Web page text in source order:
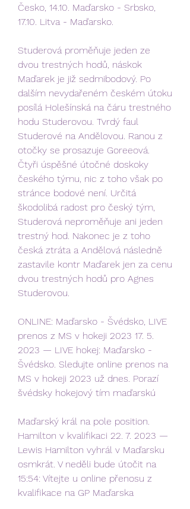
Česko, 14.10. Maďarsko - Srbsko,
17.10. Litva - Maďarsko.
Studerová proměňuje jeden ze
dvou trestných hodů, náskok
Maďarek je již sedmibodový. Po
dalším nevydařeném českém útoku
posílá Holešínská na čáru trestného
hodu Studerovou. Tvrdý faul
Studerové na Andělovou. Ranou z
otočky se prosazuje Goreeová.
Čtyři úspěšné útočné doskoky
českého týmu, nic z toho však po
stránce bodové není. Určitá
škodolibá radost pro český tým,
Studerová neproměňuje ani jeden
trestný hod. Nakonec je z toho
česká ztráta a Andělová následně
zastavile kontr Maďarek jen za cenu
dvou trestných hodů pro Agnes
Studerovou.
ONLINE: Maďarsko - Švédsko, LIVE
prenos z MS v hokeji 2023 17. 5.
2023 — LIVE hokej: Maďarsko -
Švédsko. Sledujte online prenos na
MS v hokeji 2023 už dnes. Porazí
švédsky hokejový tím maďarskú
Maďarský král na pole position.
Hamilton v kvalifikaci 22. 7. 2023 —
Lewis Hamilton vyhrál v Maďarsku
osmkrát. V neděli bude útočit na
15:54: Vítejte u online přenosu z
kvalifikace na GP Maďarska